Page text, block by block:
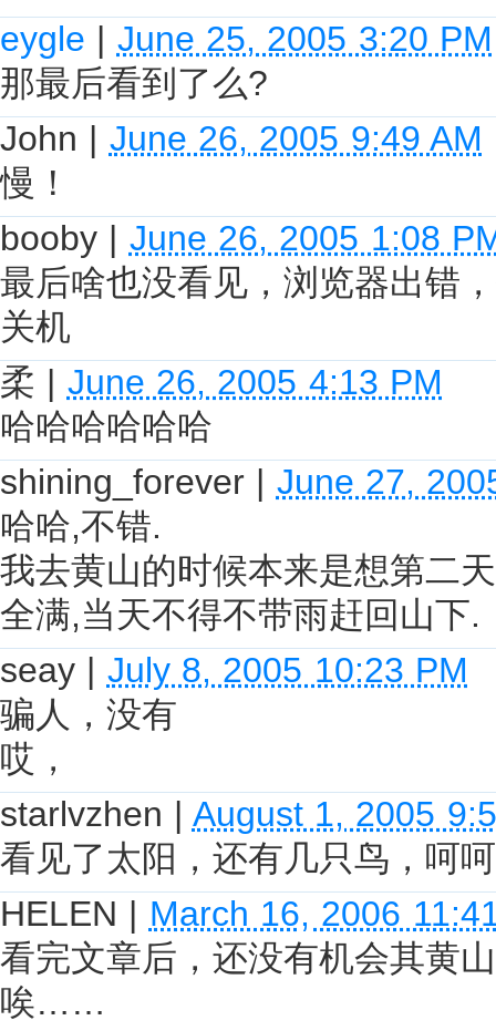
eygle | June 25, 2005 3:20 PM
那最后看到了么?
John | June 26, 2005 9:49 AM
慢！
booby | June 26, 2005 1:08
最后啥也没看见，浏览器出错
关机
柔 | June 26, 2005 4:13 PM
哈哈哈哈哈哈
shining_forever | June 27,
哈哈,不错.
我去黄山的时候本来是想第二
全满,当天不得不带雨赶回山下.
seay | July 8, 2005 10:23 PM
骗人，没有
哎，
starlvzhen | August 1, 2005
看见了太阳，还有几只鸟，呵呵
HELEN | March 16, 2006
看完文章后，还没有机会其黄
唉……